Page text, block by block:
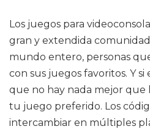
Los juegos para
gran y extendida
mundo entero, personas
con sus juegos favoritos. Y si
que no hay nada mejor que
tu juego preferido. Los
intercambiar en múltiples